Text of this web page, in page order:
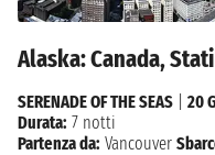
Alaska: Canada,
SERENADE OF THE SEAS
20
Durata: 7 notti
Partenza da: Vancouver